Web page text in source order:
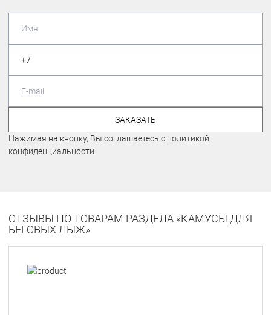
ЗАКАЗАТЬ
Нажимая на кнопку, Вы соглашаетесь с политикой
конфиденциальности
ОТЗЫВЫ ПО ТОВАРАМ РАЗДЕЛА «КАМУСЫ ДЛЯ
БЕГОВЫХ ЛЫЖ»